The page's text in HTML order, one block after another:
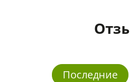
Последние